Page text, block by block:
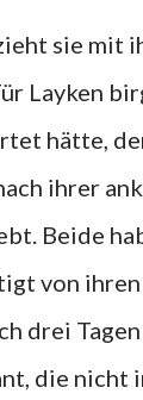
sie mit
Layken
hätte,
ihrer
Beide
von
drei
die nicht